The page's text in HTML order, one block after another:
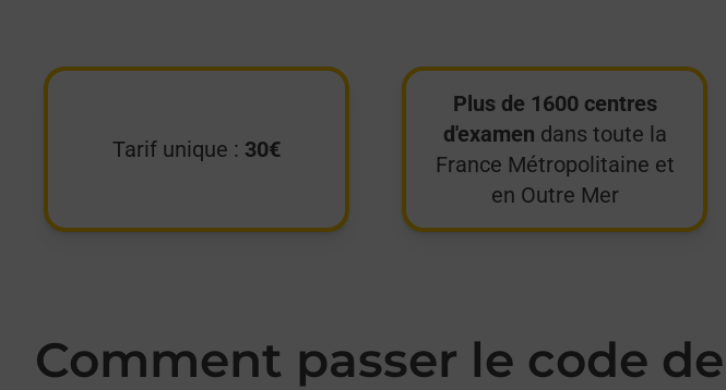
Tarif unique : 30€
Plus de 1600 centres
d'examen dans toute la
France Métropolitaine et
en Outre Mer
Comment passer le code